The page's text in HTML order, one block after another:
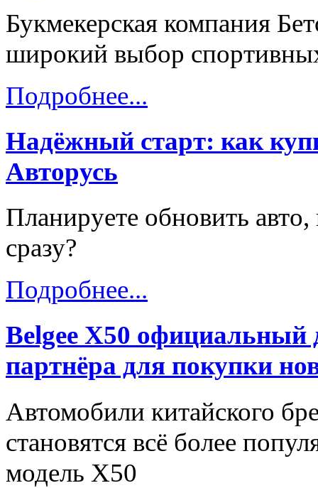
Букмекерская компания
широкий выбор
Подробнее...
Надёжный старт: как
Авторусь
Планируете обновить
сразу?
Подробнее...
Belgee X50 официальный
партнёра для покупки
Автомобили китайского
становятся всё более
модель X50